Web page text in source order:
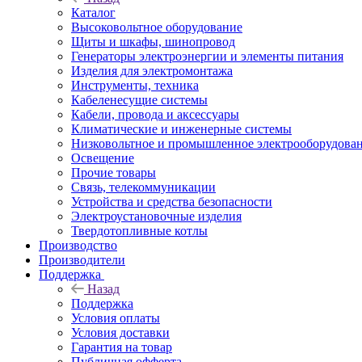
Каталог
Высоковольтное оборудование
Щиты и шкафы, шинопровод
Генераторы электроэнергии и элементы питания
Изделия для электромонтажа
Инструменты, техника
Кабеленесущие системы
Кабели, провода и аксессуары
Климатические и инженерные системы
Низковольтное и промышленное
Освещение
Прочие товары
Связь, телекоммуникации
Устройства и средства безопасности
Электроустановочные изделия
Твердотопливные котлы
Производство
Производители
Поддержка
Назад
Поддержка
Условия оплаты
Условия доставки
Гарантия на товар